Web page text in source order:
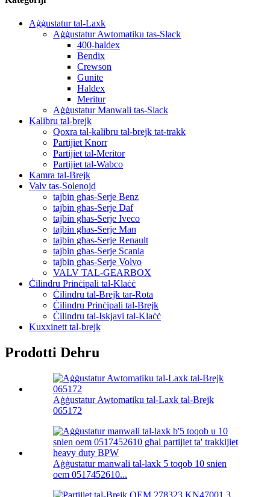
Aġġustatur tal-Laxk
Aġġustatur Awtomatiku tas-Slack
400-haldex
Bendix
Crewson
Gunite
Ħaldex
Meritur
Aġġustatur Manwali tas-Slack
Kalibru tal-brejk
Qoxra tal-kalibru tal-brejk tat-trakk
Partijiet Knorr
Partijiet tal-Meritor
Partijiet tal-Wabco
Kamra tal-Brejk
Valv tas-Solenojd
tajbin għas-Serje Benz
tajbin għas-Serje Daf
tajbin għas-Serje Iveco
tajbin għas-Serje Man
tajbin għas-Serje Renault
tajbin għas-Serje Scania
tajbin għas-Serje Volvo
VALV TAL-GEARBOX
Ċilindru Prinċipali tal-Klaċċ
Ċilindru tal-Brejk tar-Rota
Ċilindru Prinċipali tal-Brejk
Ċilindru tal-Iskjavi tal-Klaċċ
Kuxxinett tal-brejk
Prodotti Dehru
Aġġustatur Awtomatiku tal-Laxk tal-Brejk
065172
Aġġustatur manwali tal-laxk 5 toqob 10 snien
oem 0517452610...